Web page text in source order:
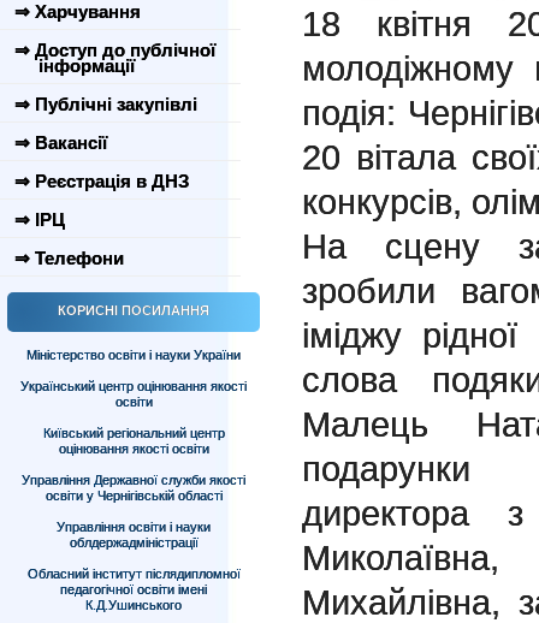
⇒ Харчування
⇒ Доступ до публічної
інформації
⇒ Публічні закупівлі
⇒ Вакансії
⇒ Реєстрація в ДНЗ
⇒ ІРЦ
⇒ Телефони
КОРИСНІ ПОСИЛАННЯ
Міністерство освіти і науки України
Український центр оцінювання якості
освіти
Київський регіональний центр
оцінювання якості освіти
Управління Державної служби якості
освіти у Чернігівській області
Управління освіти і науки
облдержадміністрації
Обласний інститут післядипломної
педагогічної освіти імені
К.Д.Ушинського
18 квітня
молодіжному
подія:
20 вітала
конкурсів,
На сцену
зробили
іміджу
слова
Малець
подарунки
директора
Михайлівна,